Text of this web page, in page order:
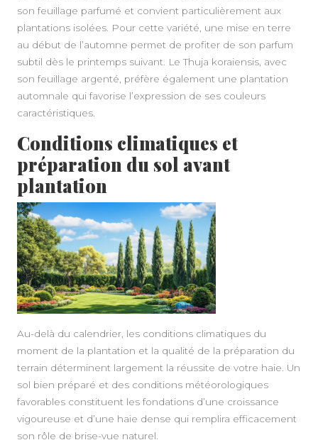
son feuillage parfumé et convient particulièrement aux
plantations isolées. Pour cette variété, une mise en terre
au début de l’automne permet de profiter de son parfum
subtil dès le printemps suivant. Le Thuja koraiensis, avec
son feuillage argenté, préfère également une plantation
automnale qui favorise l’expression de ses couleurs
caractéristiques.
Conditions climatiques et
préparation du sol avant
plantation
Au-delà du calendrier, les conditions climatiques du
moment de la plantation et la qualité de la préparation du
terrain déterminent largement la réussite de votre haie. Un
sol bien préparé et des conditions météorologiques
favorables constituent les fondations d’une croissance
vigoureuse et d’une haie dense qui remplira efficacement
son rôle de brise-vue naturel.